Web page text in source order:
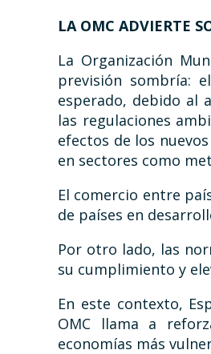
LA OMC ADVIERTE
La Organización
previsión sombría:
esperado, debido al
las regulaciones
efectos de los
en sectores como
El comercio entre
de países en
Por otro lado, las
su cumplimiento y
En este contexto,
OMC llama a
economías más